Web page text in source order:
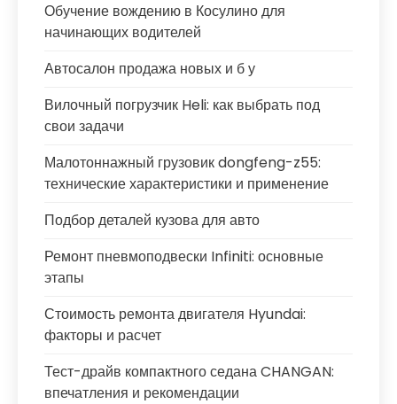
Обучение вождению в Косулино для
начинающих водителей
Автосалон продажа новых и б у
Вилочный погрузчик Heli: как выбрать под
свои задачи
Малотоннажный грузовик dongfeng-z55:
технические характеристики и применение
Подбор деталей кузова для авто
Ремонт пневмоподвески Infiniti: основные
этапы
Стоимость ремонта двигателя Hyundai:
факторы и расчет
Тест-драйв компактного седана CHANGAN:
впечатления и рекомендации